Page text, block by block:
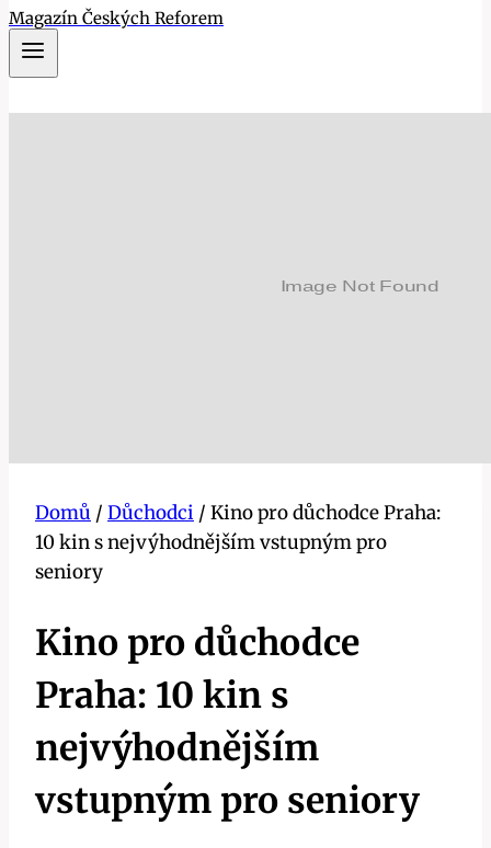
Magazín Českých Reforem
Domů / Důchodci / Kino pro důchodce Praha:
10 kin s nejvýhodnějším vstupným pro
seniory
Kino pro důchodce
Praha: 10 kin s
nejvýhodnějším
vstupným pro seniory